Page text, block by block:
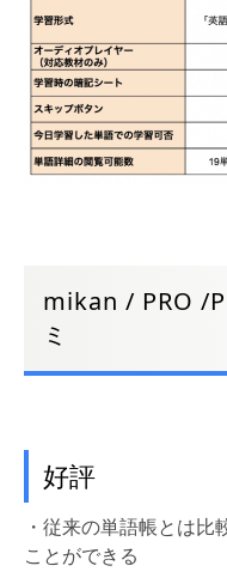
mikan / PRO /
ミ
好評
・従来の単語帳とは
ことができる